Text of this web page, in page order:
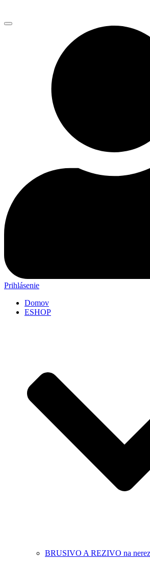
Prihlásenie
Domov
ESHOP
BRUSIVO A REZIVO na nerez